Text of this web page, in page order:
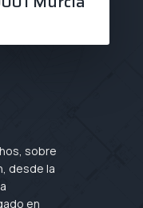
sobre
desde la
en